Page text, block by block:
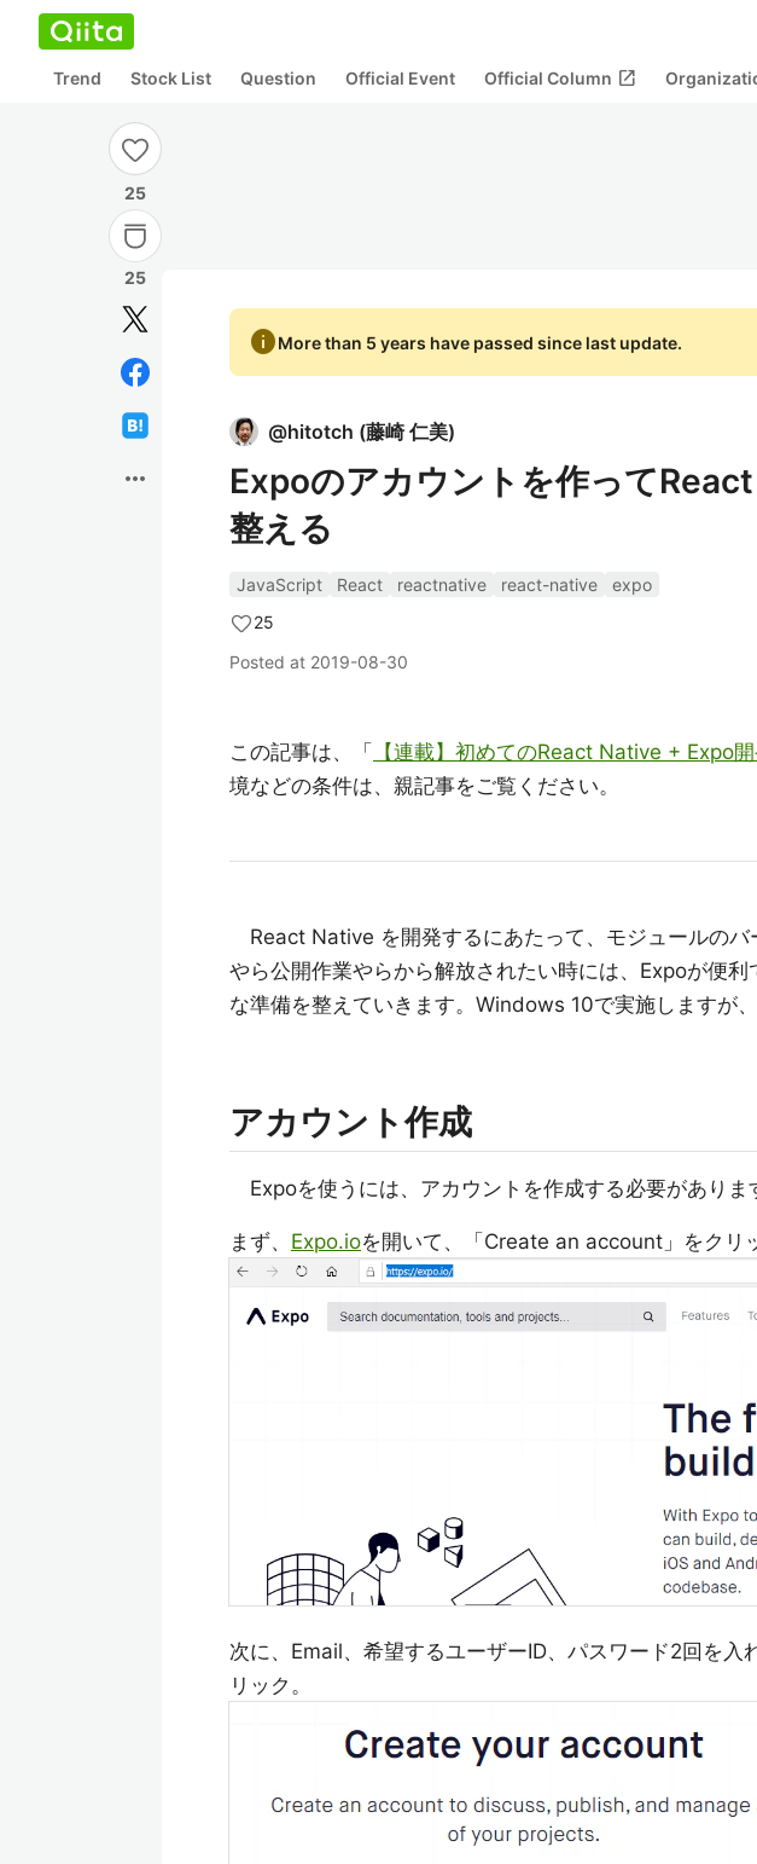
Trend Stock List Question Official Event Official Column open_in_new
25
25
more_horiz
infoMore than 5 years have passed since last update.
@hitotch (藤崎 仁美)
Expoのアカウントを作って
整える
JavaScript React reactnative react-native
expo
25
Posted at 2019-08-30
この記事は、「 【連載】初めてのReact Native + Expo
境などの条件は、親記事をご覧ください。
React Native を開発するにあたって、モジュールのバ
やら公開作業やらから解放されたい時には、Expoが便
な準備を整えていきます。Windows 10で実施しますが
アカウント作成
Expoを使うには、アカウントを作成する必要がありま
まず、 Expo.ioを開いて、「Create an account」をクリ
次に、Email、希望するユーザーID、パスワード2回を
リック。